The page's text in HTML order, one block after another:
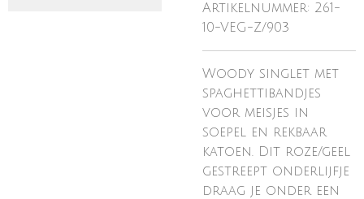
Artikelnummer: 261-
10-VEG-Z/903
Woody singlet met
spaghettibandjes
voor meisjes in
soepel en rekbaar
katoen. Dit roze/geel
gestreept onderlijfje
draag je onder een